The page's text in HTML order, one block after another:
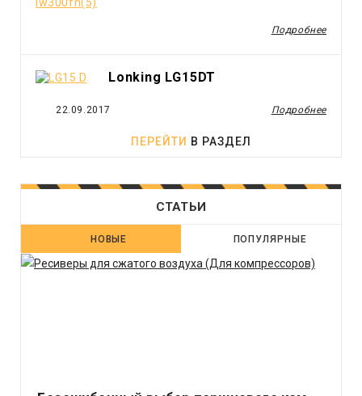
Подробнее
Lonking LG15DT
22.09.2017 Подробнее
ПЕРЕЙТИ В РАЗДЕЛ
СТАТЬИ
НОВЫЕ ПОПУЛЯРНЫЕ